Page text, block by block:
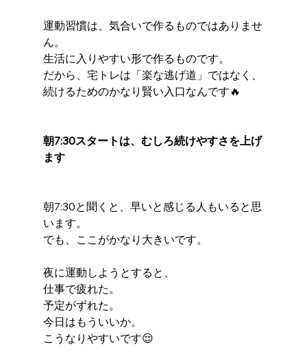
運動習慣は、気合いで作るものではありませ
ん。
生活に入りやすい形で作るものです。
だから、宅トレは「楽な逃げ道」ではなく、
続けるためのかなり賢い入口なんです🔥
朝7:30スタートは、むしろ続けやすさを上げ
ます
朝7:30と聞くと、早いと感じる人もいると思
います。
でも、ここがかなり大きいです。
夜に運動しようとすると、
仕事で疲れた。
予定がずれた。
今日はもういいか。
こうなりやすいです😌